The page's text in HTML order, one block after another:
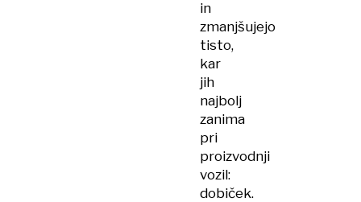
in
zmanjšujejo
tisto,
kar
jih
najbolj
zanima
pri
proizvodnji
vozil:
dobiček.